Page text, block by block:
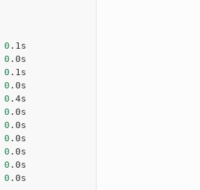
0 .1s
0 .0s
0 .1s
0 .0s
0 .4s
0 .0s
0 .0s
0 .0s
0 .0s
0 .0s
0